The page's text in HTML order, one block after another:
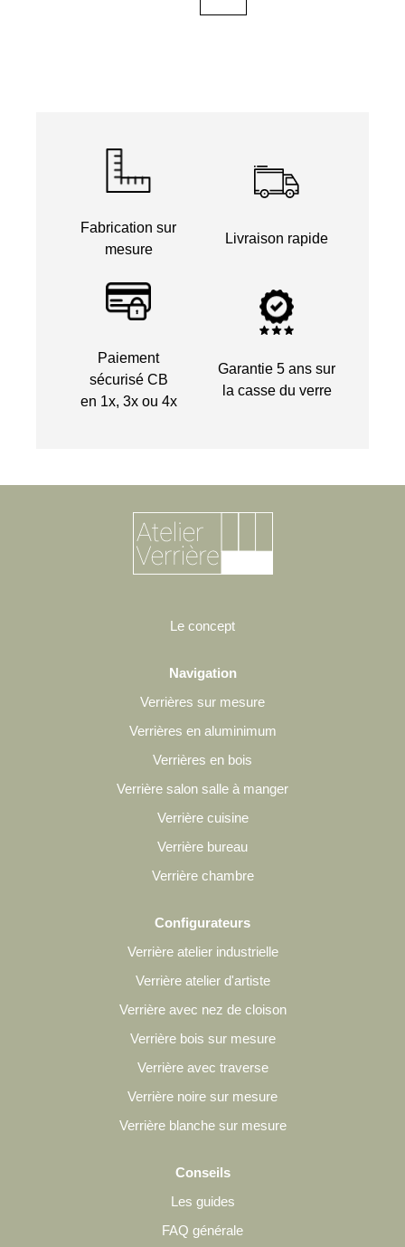
Fabrication sur
mesure
Livraison rapide
Paiement
sécurisé CB
en 1x, 3x ou 4x
Garantie 5 ans sur
la casse du verre
Le concept
Navigation
Verrières sur mesure
Verrières en aluminimum
Verrières en bois
Verrière salon salle à manger
Verrière cuisine
Verrière bureau
Verrière chambre
Configurateurs
Verrière atelier industrielle
Verrière atelier d'artiste
Verrière avec nez de cloison
Verrière bois sur mesure
Verrière avec traverse
Verrière noire sur mesure
Verrière blanche sur mesure
Conseils
Les guides
FAQ générale